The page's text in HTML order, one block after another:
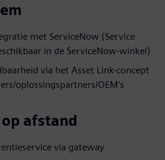
met ServiceNow (Service
in de ServiceNow-winkel)
via het Asset Link-concept
oplossingspartners/OEM's
afstand
via gateway